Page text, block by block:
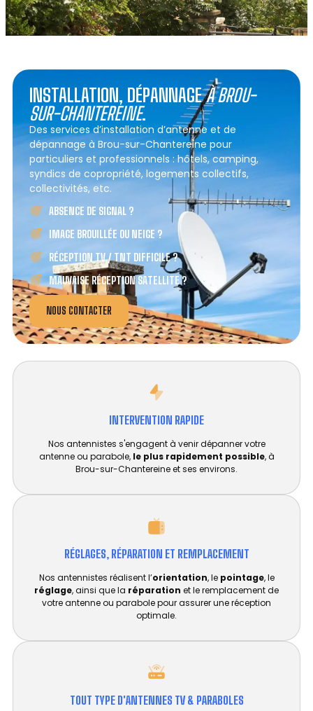
INSTALLATION, DÉPANNAGEÀ BROU-
SUR-CHANTEREINE.
Des services d’installation d’antenne et de
dépannage à Brou-sur-Chantereine pour
particuliers et professionnels : hôtels, camping,
syndics de copropriété, logements collectifs,
collectivités, etc.
ABSENCE DE SIGNAL ?
IMAGE BROUILLÉE OU NEIGE ?
RÉCEPTION TV / TNT DIFFICILE ?
MAUVAISE RÉCEPTION SATELLITE ?
NOUS CONTACTER
INTERVENTION RAPIDE
Nos antennistes s'engagent à venir dépanner votre
antenne ou parabole, le plus rapidement possible, à
Brou-sur-Chantereine et ses environs.
RÉGLAGES, RÉPARATION ET REMPLACEMENT​
Nos antennistes réalisent l’orientation, le pointage, le
réglage, ainsi que la réparation et le remplacement de
votre antenne ou parabole pour assurer une réception
optimale.
TOUT TYPE D'ANTENNES TV & PARABOLES